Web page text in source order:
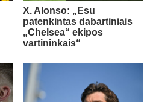
X. Alonso: „Esu
patenkintas dabartiniais
„Chelsea“ ekipos
vartininkais“